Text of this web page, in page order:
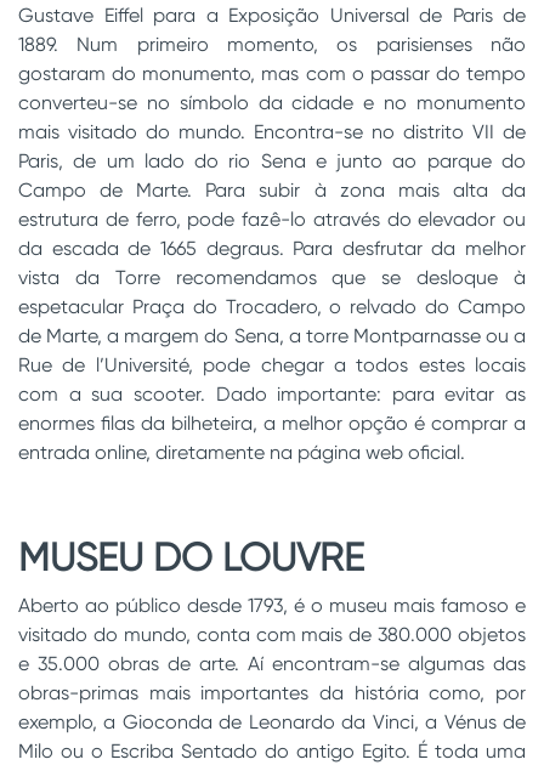
Gustave Eiffel para a Exposição Universal de Paris de
1889. Num primeiro momento, os parisienses não
gostaram do monumento, mas com o passar do tempo
converteu-se no símbolo da cidade e no monumento
mais visitado do mundo. Encontra-se no distrito VII de
Paris, de um lado do rio Sena e junto ao parque do
Campo de Marte. Para subir à zona mais alta da
estrutura de ferro, pode fazê-lo através do elevador ou
da escada de 1665 degraus. Para desfrutar da melhor
vista da Torre recomendamos que se desloque à
espetacular Praça do Trocadero, o relvado do Campo
de Marte, a margem do Sena, a torre Montparnasse ou a
Rue de l’Université, pode chegar a todos estes locais
com a sua scooter. Dado importante: para evitar as
enormes filas da bilheteira, a melhor opção é comprar a
entrada online, diretamente na página web oficial.
MUSEU DO LOUVRE
Aberto ao público desde 1793, é o museu mais famoso e
visitado do mundo, conta com mais de 380.000 objetos
e 35.000 obras de arte. Aí encontram-se algumas das
obras-primas mais importantes da história como, por
exemplo, a Gioconda de Leonardo da Vinci, a Vénus de
Milo ou o Escriba Sentado do antigo Egito. É toda uma